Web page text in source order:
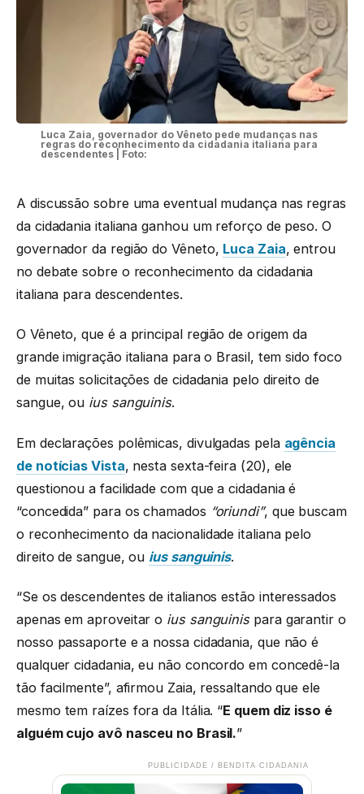
Luca Zaia, governador do Vêneto pede mudanças nas
regras do reconhecimento da cidadania italiana para
descendentes | Foto:
A discussão sobre uma eventual mudança nas regras
da cidadania italiana ganhou um reforço de peso. O
governador da região do Vêneto, Luca Zaia, entrou
no debate sobre o reconhecimento da cidadania
italiana para descendentes.
O Vêneto, que é a principal região de origem da
grande imigração italiana para o Brasil, tem sido foco
de muitas solicitações de cidadania pelo direito de
sangue, ou ius sanguinis.
Em declarações polêmicas, divulgadas pela agência
de notícias Vista, nesta sexta-feira (20), ele
questionou a facilidade com que a cidadania é
“concedida” para os chamados “oriundi”, que buscam
o reconhecimento da nacionalidade italiana pelo
direito de sangue, ou ius sanguinis.
“Se os descendentes de italianos estão interessados
apenas em aproveitar o ius sanguinispara garantir o
nosso passaporte e a nossa cidadania, que não é
qualquer cidadania, eu não concordo em concedê-la
tão facilmente”, afirmou Zaia, ressaltando que ele
mesmo tem raízes fora da Itália. “E quem diz isso é
alguém cujo avô nasceu no Brasil.”
PUBLICIDADE / BENDITA CIDADANIA